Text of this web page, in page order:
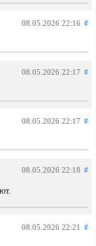
08.05.2026 22:16 #
08.05.2026 22:17 #
08.05.2026 22:17 #
08.05.2026 22:18 #
08.05.2026 22:21 #